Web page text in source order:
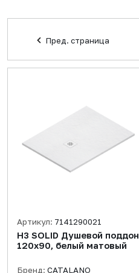
Пред. страница
Артикул: 7141290021
H3 SOLID Душевой поддон
120x90, белый матовый
Бренд: CATALANO